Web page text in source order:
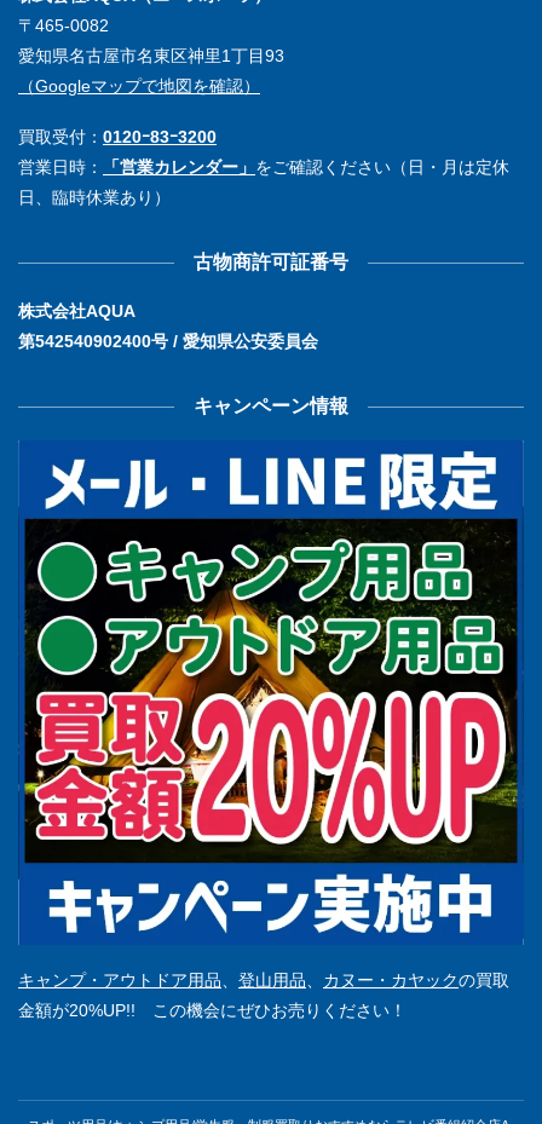
〒465-0082
愛知県名古屋市名東区神里1丁目93
（Googleマップで地図を確認）
買取受付： 0120ｰ83ｰ3200
営業日時：
「営業カレンダー」 をご確認ください（日・月は定休
日、臨時休業あり）
古物商許可証番号
株式会社AQUA
第542540902400号 / 愛知県公安委員会
キャンペーン情報
キャンプ・アウトドア用品、 登山用品、 カヌー・カヤックの買取
金額が20%UP!! この機会にぜひお売りください！